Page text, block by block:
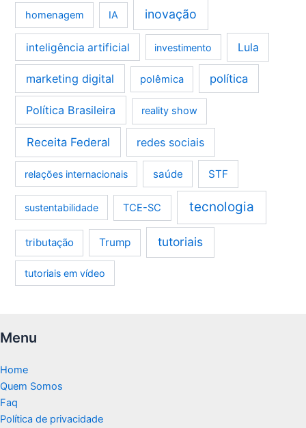
homenagem IA inovação
inteligência artificial investimento Lula
marketing digital polêmica política
Política Brasileira reality show
Receita Federal redes sociais
relações internacionais saúde STF
sustentabilidade TCE-SC tecnologia
tributação Trump tutoriais
tutoriais em vídeo
Menu
Home
Quem Somos
Faq
Política de privacidade